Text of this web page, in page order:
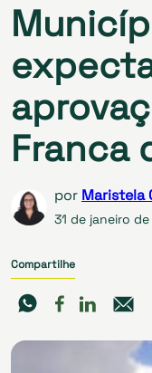
Franca
por Maristela
31 de janeiro de
Compartilhe